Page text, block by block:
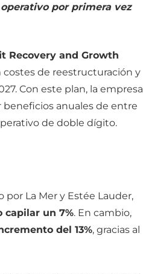
por primera vez
Recovery and Growth
costes de reestructuración y
Con este plan, la empresa
beneficios anuales de entre
de doble dígito.
La Mer y Estée Lauder,
capilar un 7%. En cambio,
del 13%, gracias al